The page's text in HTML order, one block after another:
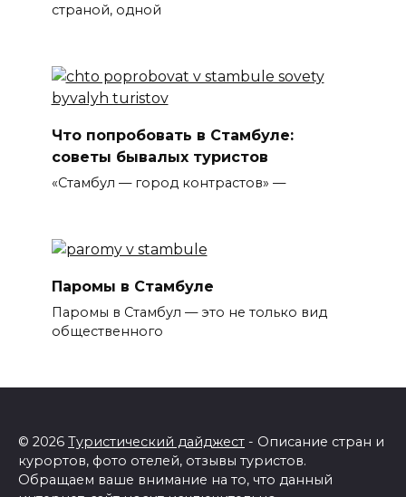
страной, одной
Что попробовать в Стамбуле:
советы бывалых туристов
«Стамбул — город контрастов» —
Паромы в Стамбуле
Паромы в Стамбул — это не только вид
общественного
© 2026 Туристический дайджест - Описание стран и
курортов, фото отелей, отзывы туристов.
Обращаем ваше внимание на то, что данный